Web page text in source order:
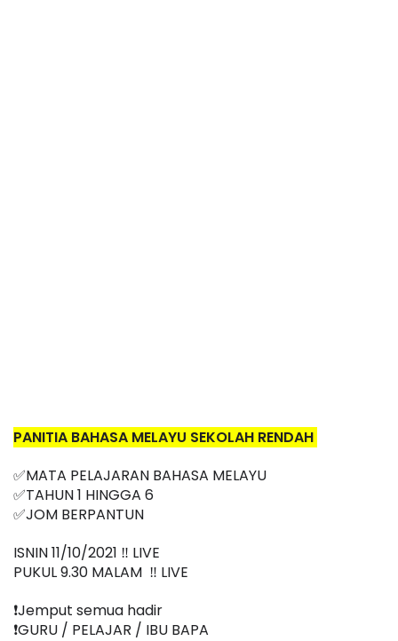
PANITIA BAHASA MELAYU SEKOLAH RENDAH
✅MATA PELAJARAN BAHASA MELAYU
✅TAHUN 1 HINGGA 6
✅JOM BERPANTUN
ISNIN 11/10/2021 ‼️ LIVE
PUKUL 9.30 MALAM  ‼️ LIVE
❗️Jemput semua hadir
❗️GURU / PELAJAR / IBU BAPA